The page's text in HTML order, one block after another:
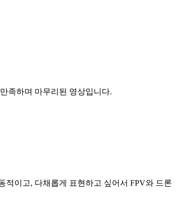
족하며 마무리된 영상입니다.
적이고, 다채롭게 표현하고 싶어서 FPV와 드론